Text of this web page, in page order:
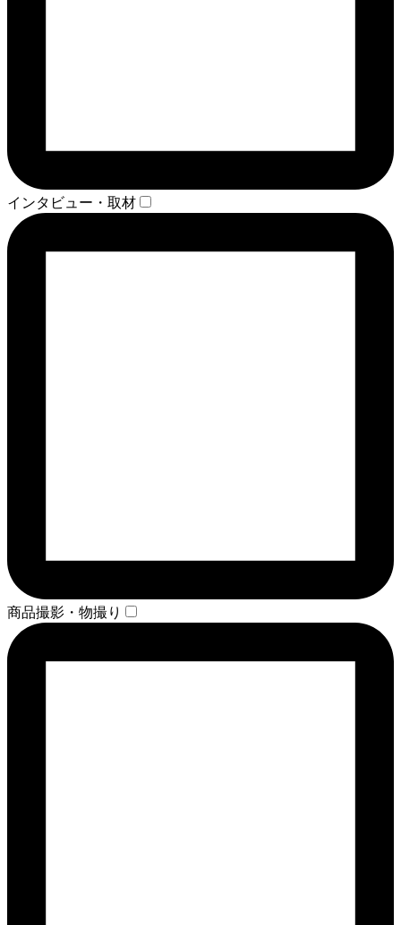
インタビュー・取材
商品撮影・物撮り